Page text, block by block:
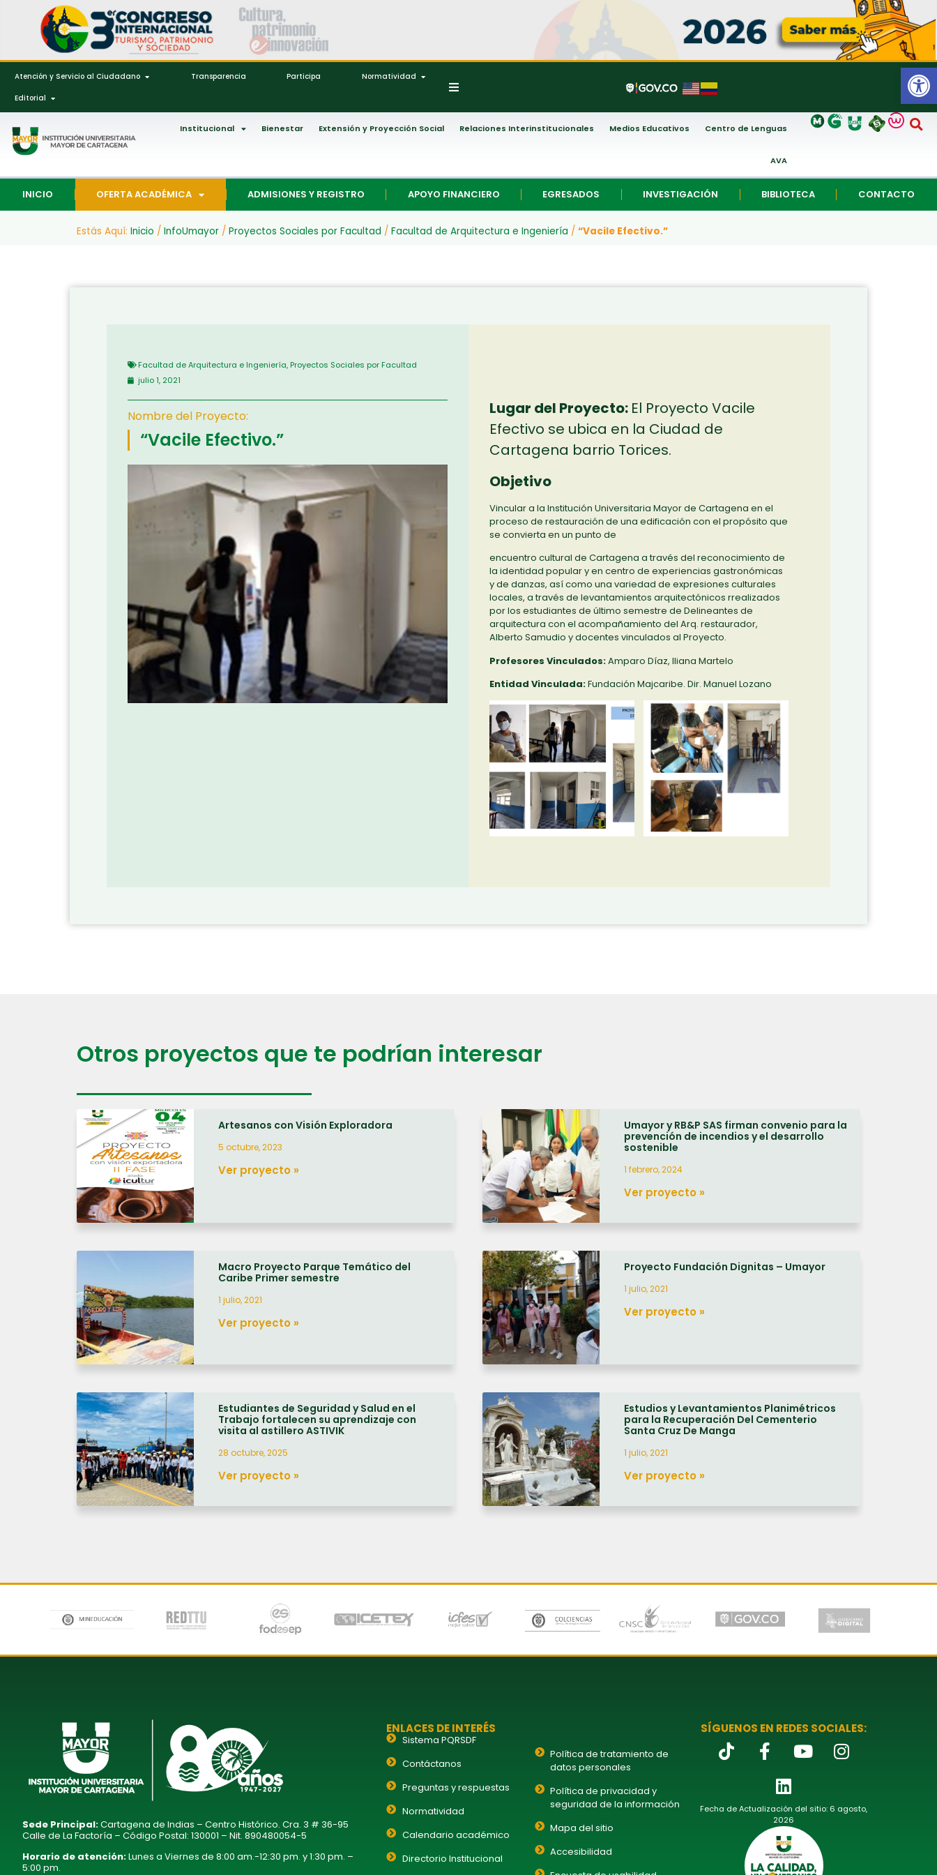
Abrir
Atención y Servicio al Ciudadano Transparencia Participa Normatividad
Editorial
Institucional Bienestar Extensión y Proyección Social Relaciones Interinstitucionales Medios Educativos Centro de Lenguas
AVA
INICIO OFERTA ACADÉMICA ADMISIONES Y REGISTRO APOYO FINANCIERO EGRESADOS INVESTIGACIÓN BIBLIOTECA CONTACTO
Estás Aquí: Inicio / InfoUmayor / Proyectos Sociales por Facultad / Facultad de Arquitectura e Ingeniería / “Vacile Efectivo.”
Facultad de Arquitectura e Ingeniería, Proyectos Sociales por Facultad
julio 1, 2021
Nombre del Proyecto:
“Vacile Efectivo.”
Lugar del Proyecto: El Proyecto Vacile
Efectivo se ubica en la Ciudad de
Cartagena barrio Torices.
Objetivo
Vincular a la Institución Universitaria Mayor de Cartagena en el
proceso de restauración de una edificación con el propósito que
se convierta en un punto de
encuentro cultural de Cartagena a través del reconocimiento de
la identidad popular y en centro de experiencias gastronómicas
y de danzas, así como una variedad de expresiones culturales
locales, a través de levantamientos arquitectónicos rrealizados
por los estudiantes de último semestre de Delineantes de
arquitectura con el acompañamiento del Arq. restaurador,
Alberto Samudio y docentes vinculados al Proyecto.
Profesores Vinculados:Amparo Díaz, Iliana Martelo
Entidad Vinculada:Fundación Majcaribe. Dir. Manuel Lozano
Otros proyectos que te podrían interesar
Artesanos con Visión Exploradora
5 octubre, 2023
Ver proyecto »
Umayor y RB&P SAS firman convenio para la
prevención de incendios y el desarrollo
sostenible
1 febrero, 2024
Ver proyecto »
Macro Proyecto Parque Temático del
Caribe Primer semestre
1 julio, 2021
Ver proyecto »
Proyecto Fundación Dignitas – Umayor
1 julio, 2021
Ver proyecto »
Estudiantes de Seguridad y Salud en el
Trabajo fortalecen su aprendizaje con
visita al astillero ASTIVIK
28 octubre, 2025
Ver proyecto »
Estudios y Levantamientos Planimétricos
para la Recuperación Del Cementerio
Santa Cruz De Manga
1 julio, 2021
Ver proyecto »
Sede Principal:Cartagena de Indias – Centro Histórico. Cra. 3 # 36-95
Calle de La Factoría – Código Postal: 130001 – Nit. 890480054-5
Horario de atención:Lunes a Viernes de 8:00 am.-12:30 pm. y 1:30 pm. –
5:00 pm.
ENLACES DE INTERÉS
Sistema PQRSDF
Contáctanos
Preguntas y respuestas
Normatividad
Calendario académico
Directorio Institucional
Política de tratamiento de
datos personales
Política de privacidad y
seguridad de la información
Mapa del sitio
Accesibilidad
SÍGUENOS EN REDES SOCIALES:
Fecha de Actualización del sitio: 6 agosto,
2026